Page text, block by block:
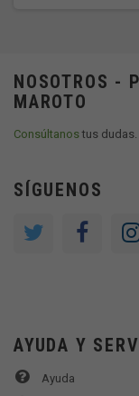
NOSOTROS -
MAROTO
Consúltanostus dudas.
SÍGUENOS
AYUDA Y
Ayuda